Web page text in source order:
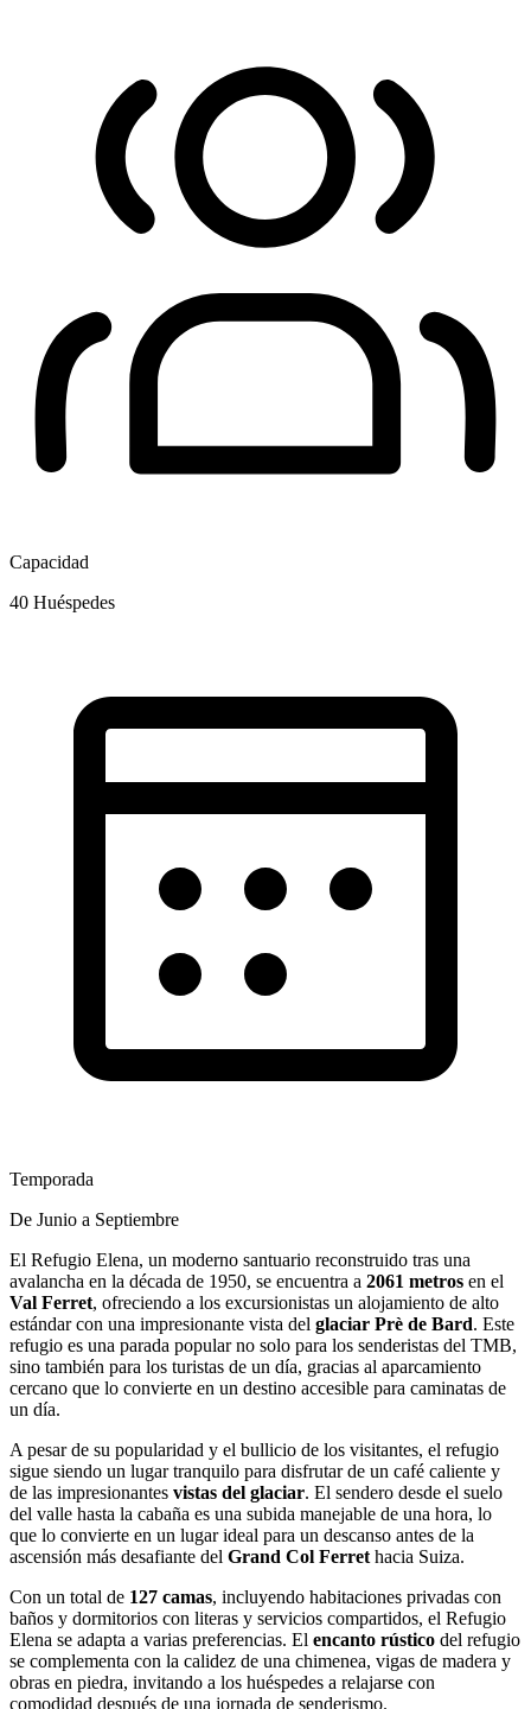
Capacidad
40 Huéspedes
Temporada
De Junio a Septiembre
El Refugio Elena, un moderno santuario reconstruido tras una
avalancha en la década de 1950, se encuentra a 2061 metros en el
Val Ferret, ofreciendo a los excursionistas un alojamiento de alto
estándar con una impresionante vista del glaciar Prè de Bard. Este
refugio es una parada popular no solo para los senderistas del TMB,
sino también para los turistas de un día, gracias al aparcamiento
cercano que lo convierte en un destino accesible para caminatas de
un día.
A pesar de su popularidad y el bullicio de los visitantes, el refugio
sigue siendo un lugar tranquilo para disfrutar de un café caliente y
de las impresionantes vistas del glaciar. El sendero desde el suelo
del valle hasta la cabaña es una subida manejable de una hora, lo
que lo convierte en un lugar ideal para un descanso antes de la
ascensión más desafiante del Grand Col Ferret hacia Suiza.
Con un total de 127 camas, incluyendo habitaciones privadas con
baños y dormitorios con literas y servicios compartidos, el Refugio
Elena se adapta a varias preferencias. El encanto rústico del refugio
se complementa con la calidez de una chimenea, vigas de madera y
obras en piedra, invitando a los huéspedes a relajarse con
comodidad después de una jornada de senderismo.